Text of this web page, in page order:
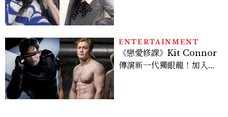
ENTERTAINMENT
《戀愛修課》Kit Connor
傳演新一代獨眼龍！加入新